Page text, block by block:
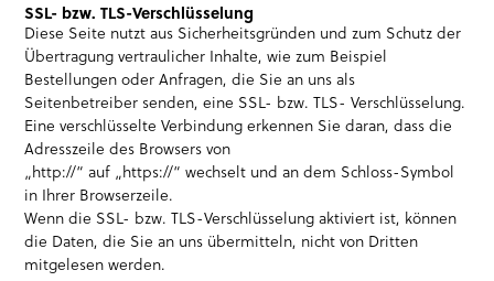
SSL- bzw. TLS-Verschlüsselung
Diese Seite nutzt aus Sicherheitsgründen und zum Schutz der
Übertragung vertraulicher Inhalte, wie zum Beispiel
Bestellungen oder Anfragen, die Sie an uns als
Seitenbetreiber senden, eine SSL- bzw. TLS- Verschlüsselung.
Eine verschlüsselte Verbindung erkennen Sie daran, dass die
Adresszeile des Browsers von
„http://“ auf „https://“ wechselt und an dem Schloss-Symbol
in Ihrer Browserzeile.
Wenn die SSL- bzw. TLS-Verschlüsselung aktiviert ist, können
die Daten, die Sie an uns übermitteln, nicht von Dritten
mitgelesen werden.